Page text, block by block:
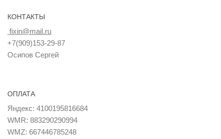
КОНТАКТЫ
fixin@mail.ru
+7(909)153-29-87
Осипов Сергей
ОПЛАТА
Яндекс: 4100195816684
WMR: 883290290994
WMZ: 667446785248